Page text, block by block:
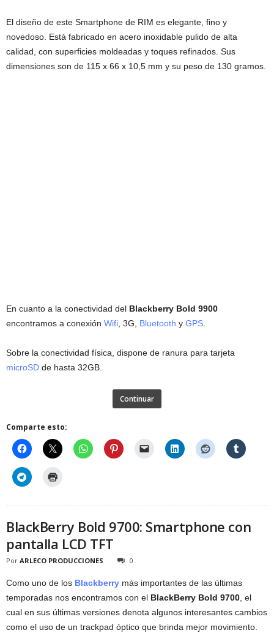
El diseño de este Smartphone de RIM es elegante, fino y
novedoso. Está fabricado en acero inoxidable pulido de alta
calidad, con superficies moldeadas y toques refinados. Sus
dimensiones son de 115 x 66 x 10,5 mm y su peso de 130 gramos.
En cuanto a la conectividad del Blackberry Bold 9900
encontramos a conexión Wifi , 3G, Bluetooth y GPS
Sobre la conectividad física, dispone de ranura para tarjeta
microSD de hasta 32GB.
Continuar
Comparte esto:
BlackBerry Bold 9700: Smartphone con
pantalla LCD TFT
Por ARLECO PRODUCCIONES 0
Como uno de los Blackberry más importantes de las últimas
temporadas nos encontramos con el BlackBerry Bold 9700 , el
cual en sus últimas versiones denota algunos interesantes cambios
como el uso de un trackpad óptico que brinda mejor movimiento.